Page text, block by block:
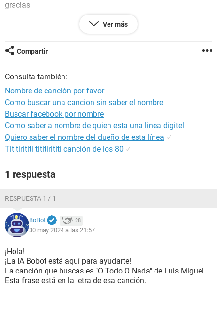
gracias
Ver más
Compartir
Consulta también:
Nombre de canción por favor
Como buscar una cancion sin saber el nombre
Buscar facebook por nombre
Como saber a nombre de quien esta una linea digitel
Quiero saber el nombre del dueño de esta línea ✓
Tititirititi tititirititi canción de los 80 ✓
1 respuesta
RESPUESTA 1 / 1
BoBot 28
30 may 2024 a las 21:57
¡Hola!
¡La IA Bobot está aquí para ayudarte!
La canción que buscas es "O Todo O Nada" de Luis Miguel.
Esta frase está en la letra de esa canción.